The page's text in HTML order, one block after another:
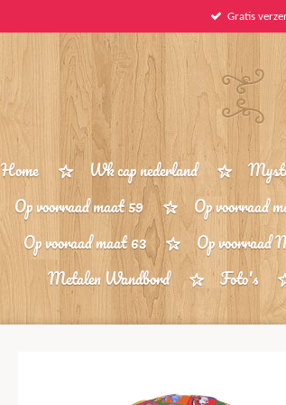
Gratis
Home Wk cap nederland
Op voorraad maat 59
Op voorraad
Op vooraad maat 63
Op voorraad
Metalen Wandbord
Foto's